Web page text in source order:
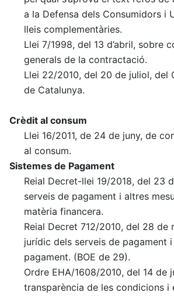
a la Defensa dels Consumidors i
lleis complementàries.
Llei 7/1998, del 13 d’abril, sobre
generals de la contractació.
Llei 22/2010, del 20 de juliol, del
de Catalunya.
Crèdit al consum
Llei 16/2011, de 24 de juny, de
al consum.
Sistemes de Pagament
Reial Decret-llei 19/2018, del 23
serveis de pagament i altres
matèria financera.
Reial Decret 712/2010, del 28 de
jurídic dels serveis de pagament
pagament. (BOE de 29).
Ordre EHA/1608/2010, del 14 de
transparència de les condicions i